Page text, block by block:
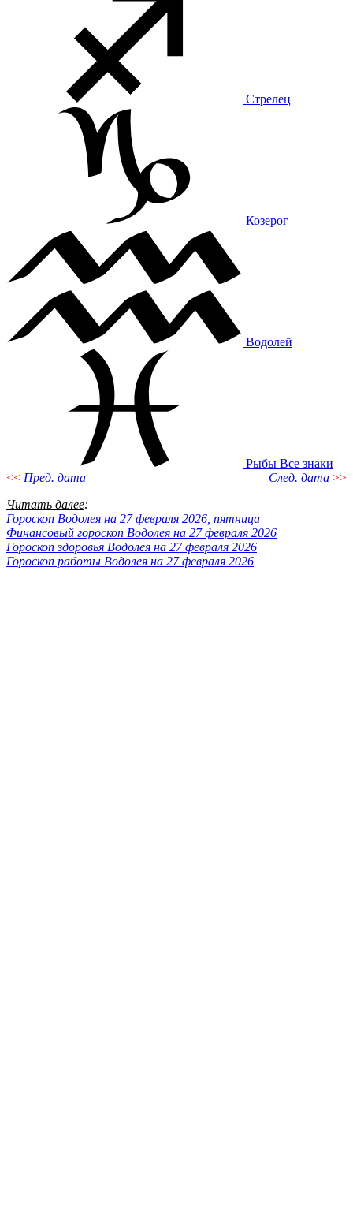
Стрелец
Козерог
Водолей
Рыбы Все знаки
<< Пред. дата След. дата >>
Читать далее:
Гороскоп Водолея на 27 февраля 2026, пятница
Финансовый гороскоп Водолея на 27 февраля 2026
Гороскоп здоровья Водолея на 27 февраля 2026
Гороскоп работы Водолея на 27 февраля 2026